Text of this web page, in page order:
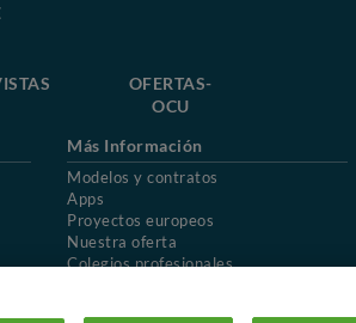
OFERTAS-
OCU
Más Información
Modelos y contratos
Apps
Proyectos europeos
Nuestra oferta
Colegios profesionales